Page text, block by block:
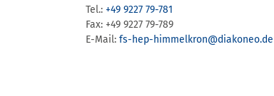
Tel.:+49 9227 79-781
Fax: +49 9227 79-789
E-Mail:fs-hep-himmelkron​@diakoneo.de